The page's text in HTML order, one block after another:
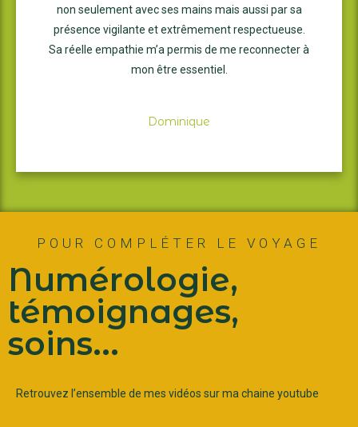
non seulement avec ses mains mais aussi par sa
présence vigilante et extrêmement respectueuse.
Sa réelle empathie m’a permis de me reconnecter à
mon être essentiel.
Dominique
POUR COMPLÉTER LE VOYAGE
Numérologie,
témoignages,
soins...
Retrouvez l’ensemble de mes vidéos sur ma chaine youtube